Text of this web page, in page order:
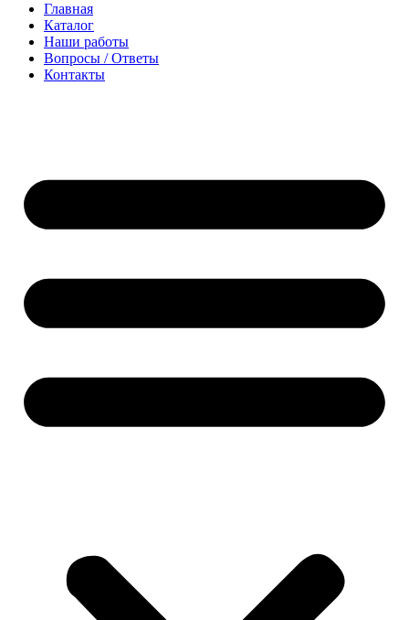
Главная
Каталог
Наши работы
Вопросы / Ответы
Контакты